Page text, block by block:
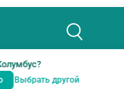
?
Выбрать другой